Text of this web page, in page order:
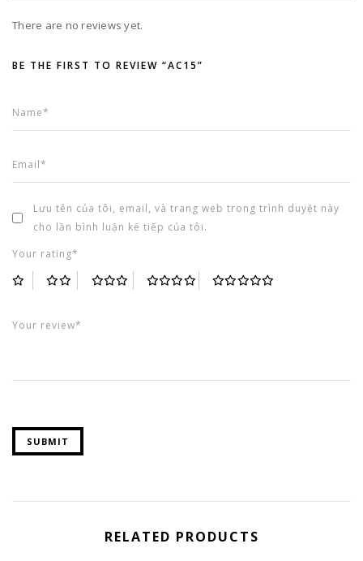
There are no reviews yet.
BE THE FIRST TO REVIEW “AC15”
Lưu tên của tôi, email, và trang web trong trình duyệt này
cho lần bình luận kế tiếp của tôi.
Your rating*
RELATED PRODUCTS